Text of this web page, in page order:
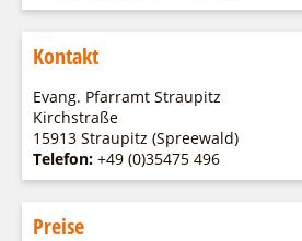
Kontakt
Evang. Pfarramt Straupitz
Kirchstraße
15913 Straupitz (Spreewald)
Telefon: +49 (0)35475 496
Preise